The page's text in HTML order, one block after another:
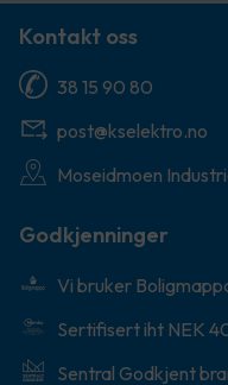
Kontakt oss
38 15 90 80
post@kselektro.no
Moseidmoen
Godkjenninger
Vi bruker
Sertifisert iht NEK
Sentral Godkjent